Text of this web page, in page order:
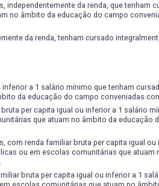
independentemente da renda, que tenham
no âmbito da educação do campo
da renda, tenham cursado
a 1 salário mínimo que tenham
da educação do campo conveniadas
per capita igual ou inferior a 1 salário
que atuam no âmbito da educação
com renda familiar bruta per capita igual
ou em escolas comunitárias que atuam
bruta per capita igual ou inferior a 1